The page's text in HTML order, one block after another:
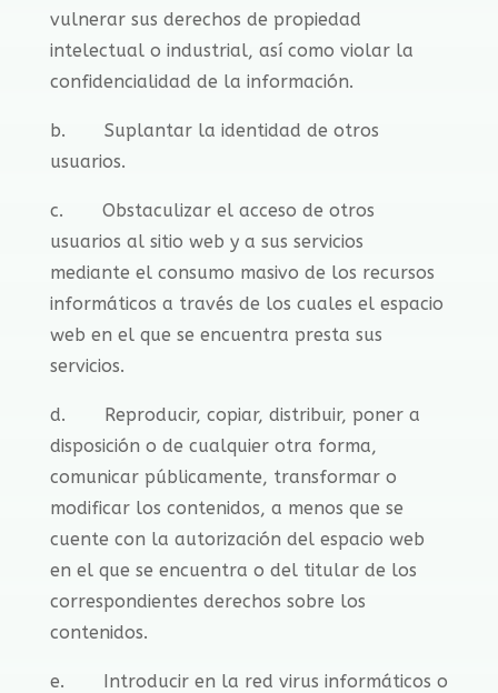
vulnerar sus derechos de propiedad
intelectual o industrial, así como violar la
confidencialidad de la información.
b. Suplantar la identidad de otros
usuarios.
c. Obstaculizar el acceso de otros
usuarios al sitio web y a sus servicios
mediante el consumo masivo de los recursos
informáticos a través de los cuales el espacio
web en el que se encuentra presta sus
servicios.
d. Reproducir, copiar, distribuir, poner a
disposición o de cualquier otra forma,
comunicar públicamente, transformar o
modificar los contenidos, a menos que se
cuente con la autorización del espacio web
en el que se encuentra o del titular de los
correspondientes derechos sobre los
contenidos.
e. Introducir en la red virus informáticos o